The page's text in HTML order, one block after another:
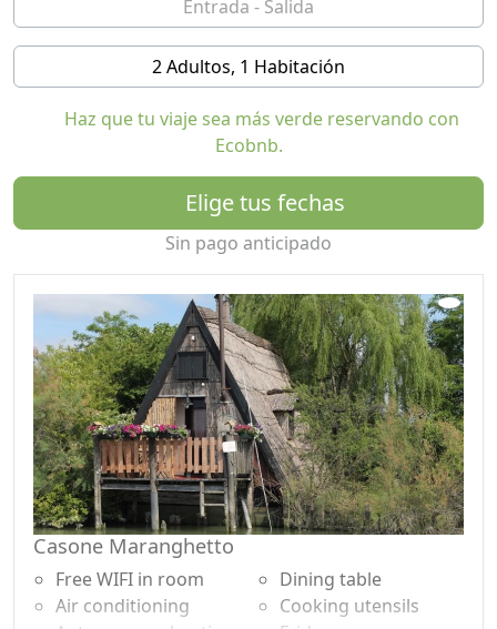
Sus días de vacaciones pueden ser animados sólo por
la presencia de la hermosa naturaleza, la posibilidad 'de
excursiones en la laguna / mar con alquiler de botes,
canoas, por los senderos de bicicletas con alquiler de
bicicletas, de la pesca deportiva en las aguas ricas
salmonetes , anguilas, lubinas, etc, etc, o simplemente
relajarse aprovechando el jardín amurallado (perfecto
para sus mascotas) y se plantaron huertos o
suspendido sobre la terraza laguna.
E 'se dispone de una zona al aire libre con mesa y
reposapiés para dar la posibilidad de comer fuera y
apreciar cómo el 'ruido' de silencio.
La casa grande tiene también un muelle hasta mt. 12.
Estamos disponibles para restaurantes / mesones le
dicen la zona, accesible en coche o en bicicleta oa lo
largo del río en una canoa, o simplemente poner a
disposición esta barbacoa en el jardín, excelente carne
o pescado a la plancha de bricolaje.
Los precios de lista se quedan de 01,06,2017 a
30,09,2017
El s'intente precio sólo durante la noche, incluyendo
2 Adultos, 1 Habitación
Haz que tu viaje sea más verde reservando con
Ecobnb.
Elige tus fechas
Sin pago anticipado
Casone Maranghetto
Free WIFI in room
Air conditioning
Dining table
Cooking utensils